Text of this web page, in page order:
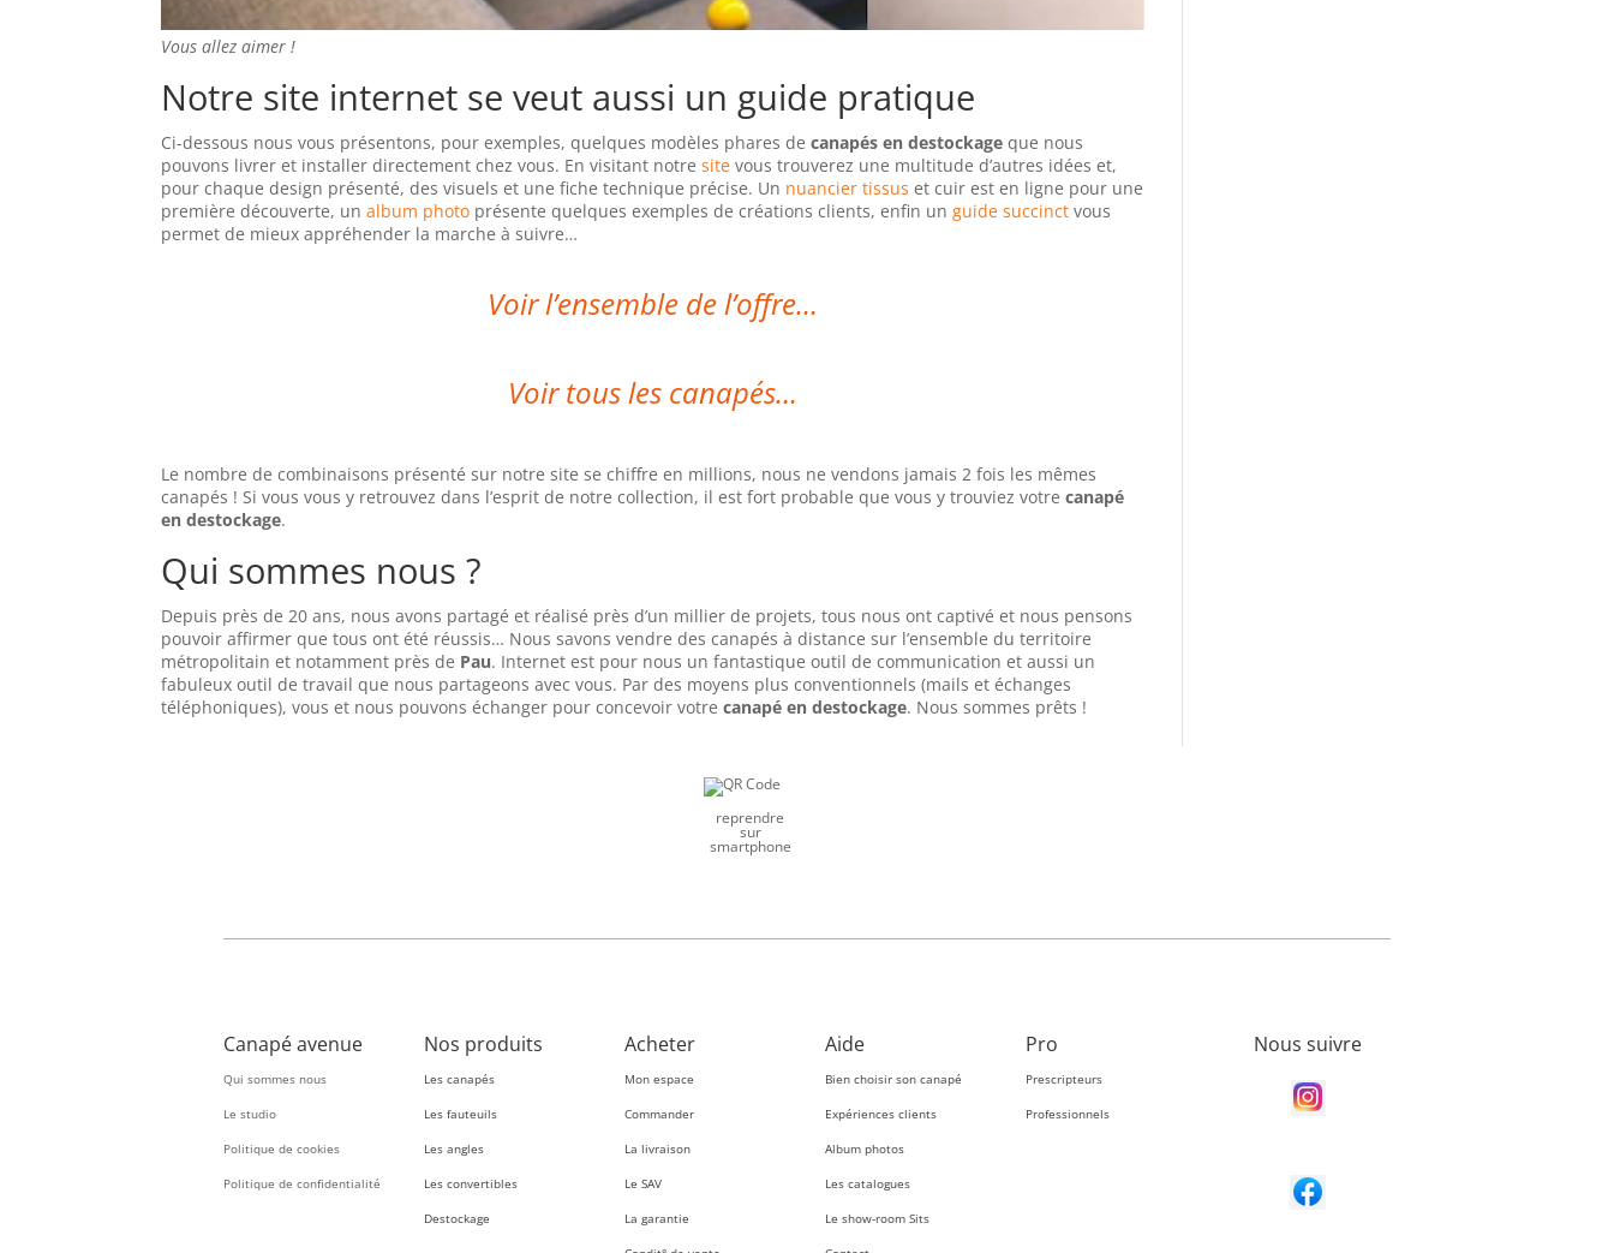
Vous allez aimer !
Notre site internet se veut aussi un guide pratique
Ci-dessous nous vous présentons, pour exemples, quelques modèles phares decanapés en destockage que nous
pouvons livrer et installer directement chez vous. En visitant notresite vous trouverez une multitude d’autres idées et,
pour chaque design présenté, des visuels et une fiche technique précise. Un nuancier tissus et cuir est en ligne pour une
première découverte, unalbum photo présente quelques exemples de créations clients, enfin unguide succinct vous
permet de mieux appréhender la marche à suivre…
Voir l’ensemble de l’offre…
Voir tous les canapés…
Le nombre de combinaisons présenté sur notre site se chiffre en millions, nous ne vendons jamais 2 fois les mêmes
canapés ! Si vous vous y retrouvez dans l’esprit de notre collection, il est fort probable que vous y trouviez votrecanapé
en destockage.
Qui sommes nous ?
Depuis près de 20 ans, nous avons partagé et réalisé près d’un millier de projets, tous nous ont captivé et nous pensons
pouvoir affirmer que tous ont été réussis… Nous savons vendre des canapés à distance sur l’ensemble du territoire
métropolitain et notamment près de Pau. Internet est pour nous un fantastique outil de communication et aussi un
fabuleux outil de travail que nous partageons avec vous. Par des moyens plus conventionnels (mails et échanges
téléphoniques), vous et nous pouvons échanger pour concevoir votrecanapé en destockage. Nous sommes prêts !
reprendre
sur
smartphone
Canapé avenue
Qui sommes nous
Le studio
Politique de cookies
Politique de confidentialité
Nos produits
Les canapés
Les fauteuils
Les angles
Les convertibles
Destockage
Acheter
Mon espace
Commander
La livraison
Le SAV
La garantie
Aide
Bien choisir son canapé
Expériences clients
Album photos
Les catalogues
Le show-room Sits
Pro
Prescripteurs
Professionnels
Nous suivre